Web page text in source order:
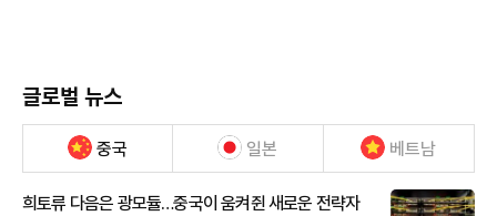
글로벌 뉴스
중국 일본 베트남
희토류 다음은 광모듈…중국이 움켜쥔 새로운 전략자